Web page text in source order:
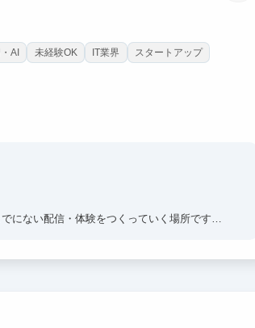
AI 未経験OK IT業界
スタートアップ
にない配信・体験をつくっていく場所です。